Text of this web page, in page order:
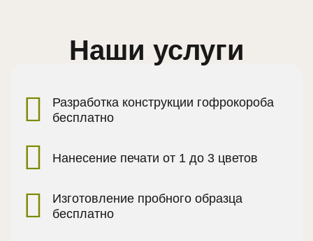
Наши услуги
Разработка конструкции гофрокороба
бесплатно
Нанесение печати от 1 до 3 цветов
Изготовление пробного образца
бесплатно